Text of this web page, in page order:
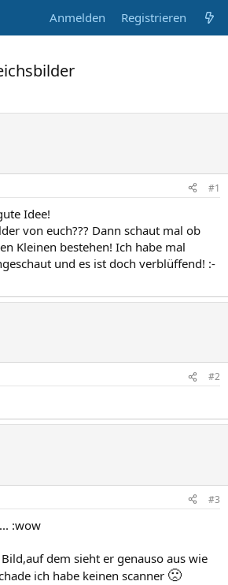
Anmelden Registrieren
#1
Idee!
von euch??? Dann schaut mal ob
Kleinen bestehen! Ich habe mal
und es ist doch verblüffend! :-
#2
#3
:wow
dem sieht er genauso aus wie
ich habe keinen scanner 🙁